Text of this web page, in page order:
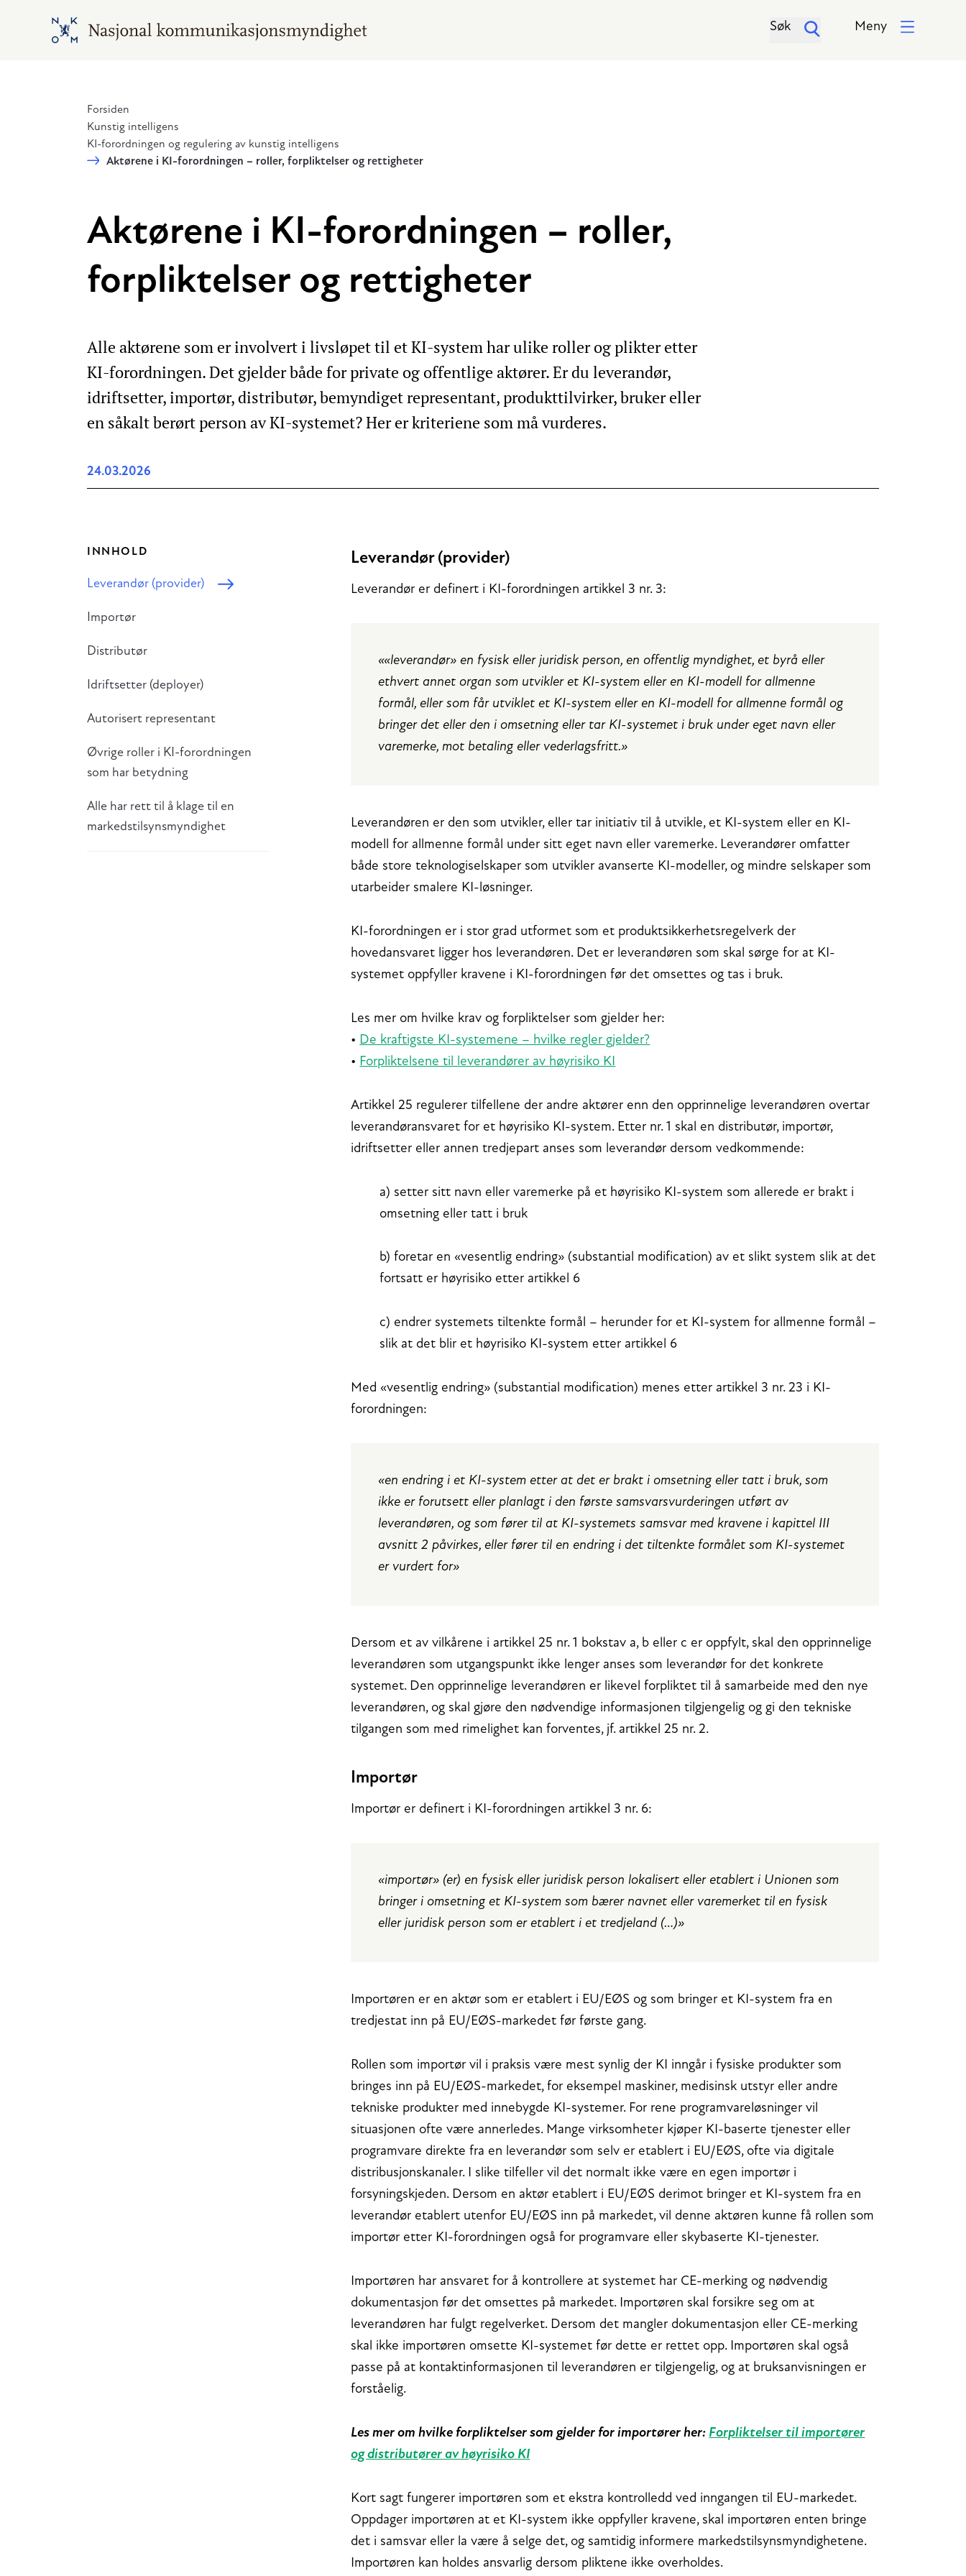
Hopp til hovedinnhold
Gå til hovedsiden Søk Meny
Forsiden
Kunstig intelligens
KI-forordningen og regulering av kunstig intelligens
Aktørene i KI-forordningen – roller, forpliktelser og rettigheter
Aktørene i KI-forordningen – roller,
forpliktelser og rettigheter
Alle aktørene som er involvert i livsløpet til et KI-system har ulike roller og plikter etter
KI-forordningen. Det gjelder både for private og offentlige aktører. Er du leverandør,
idriftsetter, importør, distributør, bemyndiget representant, produkttilvirker, bruker eller
en såkalt berørt person av KI-systemet? Her er kriteriene som må vurderes.
24.03.2026
INNHOLD
Leverandør (provider)
Importør
Distributør
Idriftsetter (deployer)
Autorisert representant
Øvrige roller i KI-forordningen
som har betydning
Alle har rett til å klage til en
markedstilsynsmyndighet
Leverandør (provider)
Leverandør er definert i KI-forordningen artikkel 3 nr. 3:
««leverandør» en fysisk eller juridisk person, en offentlig myndighet, et byrå eller
ethvert annet organ som utvikler et KI-system eller en KI-modell for allmenne
formål, eller som får utviklet et KI-system eller en KI-modell for allmenne formål og
bringer det eller den i omsetning eller tar KI-systemet i bruk under eget navn eller
varemerke, mot betaling eller vederlagsfritt.»
Leverandøren er den som utvikler, eller tar initiativ til å utvikle, et KI-system eller en KI-
modell for allmenne formål under sitt eget navn eller varemerke. Leverandører omfatter
både store teknologiselskaper som utvikler avanserte KI-modeller, og mindre selskaper som
utarbeider smalere KI-løsninger.
KI-forordningen er i stor grad utformet som et produktsikkerhetsregelverk der
hovedansvaret ligger hos leverandøren. Det er leverandøren som skal sørge for at KI-
systemet oppfyller kravene i KI-forordningen før det omsettes og tas i bruk.
Les mer om hvilke krav og forpliktelser som gjelder her:
• De kraftigste KI-systemene – hvilke regler gjelder?
• Forpliktelsene til leverandører av høyrisiko KI
Artikkel 25 regulerer tilfellene der andre aktører enn den opprinnelige leverandøren overtar
leverandøransvaret for et høyrisiko KI-system. Etter nr. 1 skal en distributør, importør,
idriftsetter eller annen tredjepart anses som leverandør dersom vedkommende:
a) setter sitt navn eller varemerke på et høyrisiko KI-system som allerede er brakt i
omsetning eller tatt i bruk
b) foretar en «vesentlig endring» (substantial modification) av et slikt system slik at det
fortsatt er høyrisiko etter artikkel 6
c) endrer systemets tiltenkte formål – herunder for et KI-system for allmenne formål –
slik at det blir et høyrisiko KI-system etter artikkel 6
Med «vesentlig endring» (substantial modification) menes etter artikkel 3 nr. 23 i KI-
forordningen:
«en endring i et KI-system etter at det er brakt i omsetning eller tatt i bruk, som
ikke er forutsett eller planlagt i den første samsvarsvurderingen utført av
leverandøren, og som fører til at KI-systemets samsvar med kravene i kapittel III
avsnitt 2 påvirkes, eller fører til en endring i det tiltenkte formålet som KI-systemet
er vurdert for»
Dersom et av vilkårene i artikkel 25 nr. 1 bokstav a, b eller c er oppfylt, skal den opprinnelige
leverandøren som utgangspunkt ikke lenger anses som leverandør for det konkrete
systemet. Den opprinnelige leverandøren er likevel forpliktet til å samarbeide med den nye
leverandøren, og skal gjøre den nødvendige informasjonen tilgjengelig og gi den tekniske
tilgangen som med rimelighet kan forventes, jf. artikkel 25 nr. 2.
Importør
Importør er definert i KI-forordningen artikkel 3 nr. 6:
«importør» (er) en fysisk eller juridisk person lokalisert eller etablert i Unionen som
bringer i omsetning et KI-system som bærer navnet eller varemerket til en fysisk
eller juridisk person som er etablert i et tredjeland (…)»
Importøren er en aktør som er etablert i EU/EØS og som bringer et KI-system fra en
tredjestat inn på EU/EØS-markedet før første gang.
Rollen som importør vil i praksis være mest synlig der KI inngår i fysiske produkter som
bringes inn på EU/EØS-markedet, for eksempel maskiner, medisinsk utstyr eller andre
tekniske produkter med innebygde KI-systemer. For rene programvareløsninger vil
situasjonen ofte være annerledes. Mange virksomheter kjøper KI-baserte tjenester eller
programvare direkte fra en leverandør som selv er etablert i EU/EØS, ofte via digitale
distribusjonskanaler. I slike tilfeller vil det normalt ikke være en egen importør i
forsyningskjeden. Dersom en aktør etablert i EU/EØS derimot bringer et KI-system fra en
leverandør etablert utenfor EU/EØS inn på markedet, vil denne aktøren kunne få rollen som
importør etter KI-forordningen også for programvare eller skybaserte KI-tjenester.
Importøren har ansvaret for å kontrollere at systemet har CE-merking og nødvendig
dokumentasjon før det omsettes på markedet. Importøren skal forsikre seg om at
leverandøren har fulgt regelverket. Dersom det mangler dokumentasjon eller CE-merking
skal ikke importøren omsette KI-systemet før dette er rettet opp. Importøren skal også
passe på at kontaktinformasjonen til leverandøren er tilgjengelig, og at bruksanvisningen er
forståelig.
Les mer om hvilke forpliktelser som gjelder for importører her: Forpliktelser til importører
og distributører av høyrisiko KI
Kort sagt fungerer importøren som et ekstra kontrolledd ved inngangen til EU-markedet.
Oppdager importøren at et KI-system ikke oppfyller kravene, skal importøren enten bringe
det i samsvar eller la være å selge det, og samtidig informere markedstilsynsmyndighetene.
Importøren kan holdes ansvarlig dersom pliktene ikke overholdes.